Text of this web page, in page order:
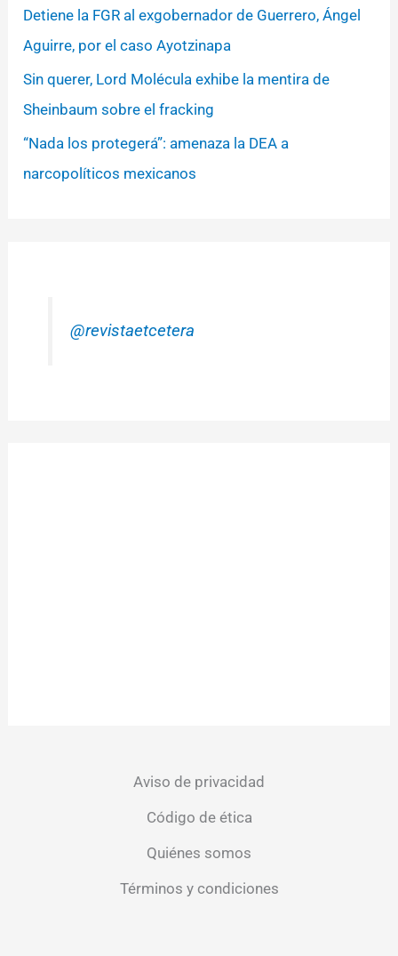
Detiene la FGR al exgobernador de Guerrero, Ángel
Aguirre, por el caso Ayotzinapa
Sin querer, Lord Molécula exhibe la mentira de
Sheinbaum sobre el fracking
“Nada los protegerá”: amenaza la DEA a
narcopolíticos mexicanos
@revistaetcetera
Aviso de privacidad
Código de ética
Quiénes somos
Términos y condiciones